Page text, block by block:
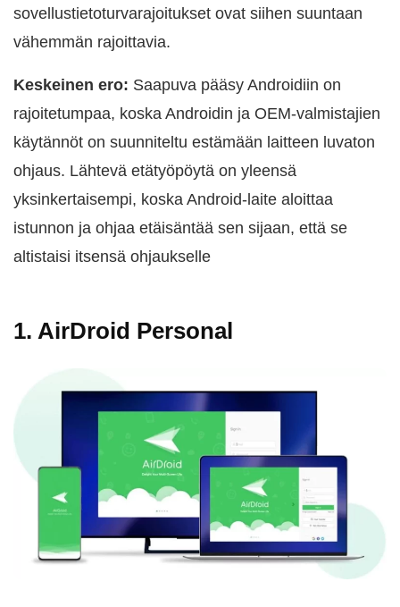
sovellustietoturvarajoitukset ovat siihen suuntaan
vähemmän rajoittavia.
Keskeinen ero: Saapuva pääsy Androidiin on
rajoitetumpaa, koska Androidin ja OEM-valmistajien
käytännöt on suunniteltu estämään laitteen luvaton
ohjaus. Lähtevä etätyöpöytä on yleensä
yksinkertaisempi, koska Android-laite aloittaa
istunnon ja ohjaa etäisäntää sen sijaan, että se
altistaisi itsensä ohjaukselle
1. AirDroid Personal